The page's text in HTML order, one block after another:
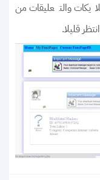
والتعليقات من